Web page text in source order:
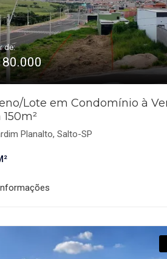
de:
Lote em Condomínio à
Planalto, Salto-SP